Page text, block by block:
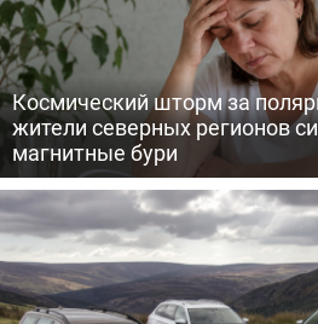
Космический шторм за
жители северных регионов
магнитные бури